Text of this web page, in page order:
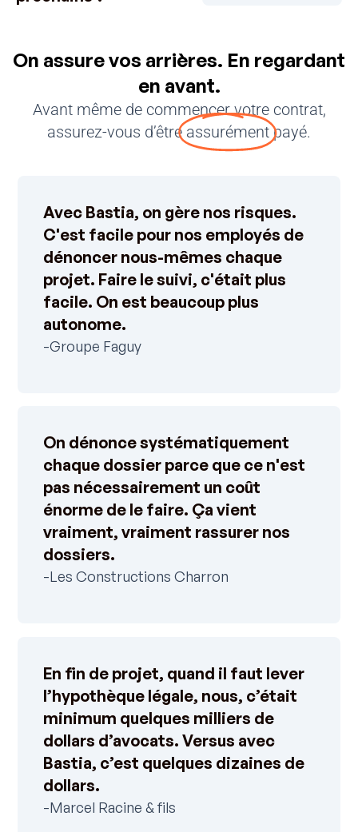
On assure vos arrières. En regardant
en avant.
Avant même de commencer votre contrat,
assurez-vous d’êtreassurément payé.
Avec Bastia, on gère nos risques.
C'est facile pour nos employés de
dénoncer nous-mêmes chaque
projet. Faire le suivi, c'était plus
facile. On est beaucoup plus
autonome.
-Groupe Faguy
On dénonce systématiquement
chaque dossier parce que ce n'est
pas nécessairement un coût
énorme de le faire. Ça vient
vraiment, vraiment rassurer nos
dossiers.
-Les Constructions Charron
En fin de projet, quand il faut lever
l’hypothèque légale, nous, c’était
minimum quelques milliers de
dollars d’avocats. Versus avec
Bastia, c’est quelques dizaines de
dollars.
-Marcel Racine & fils